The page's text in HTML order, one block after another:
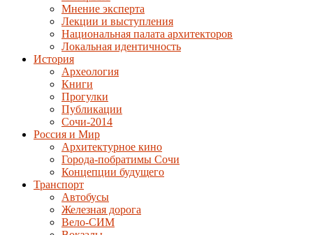
Мнение эксперта
Лекции и выступления
Национальная палата архитекторов
Локальная идентичность
История
Археология
Книги
Прогулки
Публикации
Сочи-2014
Россия и Мир
Архитектурное кино
Города-побратимы Сочи
Концепции будущего
Транспорт
Автобусы
Железная дорога
Вело-СИМ